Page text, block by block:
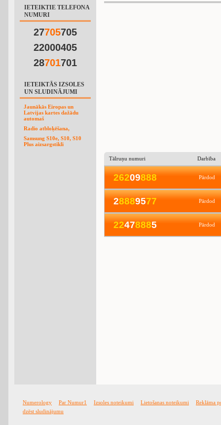
IETEIKTIE TELEFONA
NUMURI
27705705
22000405
28701701
IETEIKTĀS IZSOLES
UN SLUDINĀJUMI
Jaunākās Eiropas un
Latvijas kartes dažādu
automaš
Radio atbloķēšana,
Samsung S10e, S10, S10
Plus aizsargstikli
Tālruņu numuri Darbība
26209888 Pārdod
28889577 Pārdod
22478885 Pārdod
Numerology Par Numur1 Izsoles noteikumi Lietošanas noteikumi
Reklāma
dzēst sludinājumu